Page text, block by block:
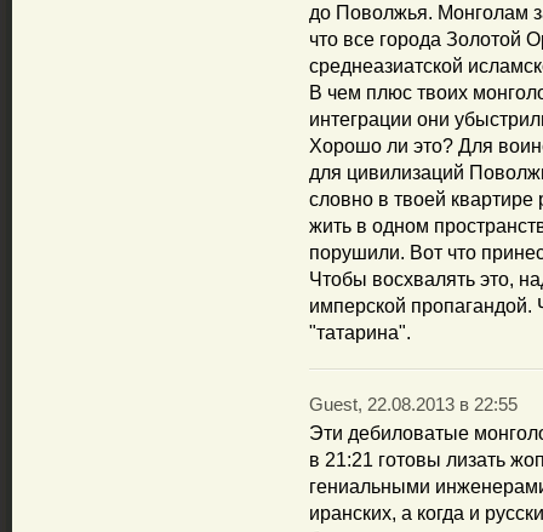
до Поволжья. Монголам
что все города Золотой
среднеазиатской
В чем плюс твоих
интеграции они
Хорошо ли это? Для
для цивилизаций
словно в твоей квартире
жить в одном
порушили. Вот что
Чтобы восхвалять это,
имперской
"татарина".
Guest, 22.08.2013 в 22:55
Эти дебиловатые
в 21:21 готовы лизать
гениальными
иранских, а когда и